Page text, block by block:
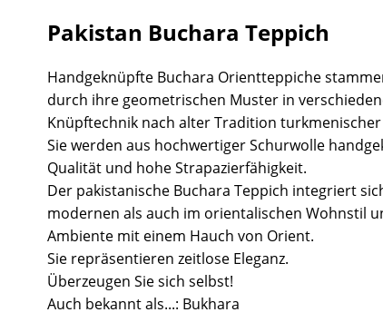
Pakistan Buchara Teppich
Handgeknüpfte Buchara Orientteppiche
durch ihre geometrischen Muster in
Knüpftechnik nach alter Tradition
Sie werden aus hochwertiger Schurwolle
Qualität und hohe Strapazierfähigkeit.
Der pakistanische Buchara Teppich integriert
modernen als auch im orientalischen Wohnstil
Ambiente mit einem Hauch von Orient.
Sie repräsentieren zeitlose Eleganz.
Überzeugen Sie sich selbst!
Auch bekannt als...: Bukhara